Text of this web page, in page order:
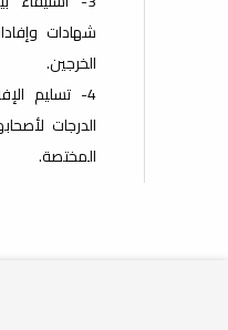
شهادات
الخرجين.
4- تسليم
الدرجات
المختصة.